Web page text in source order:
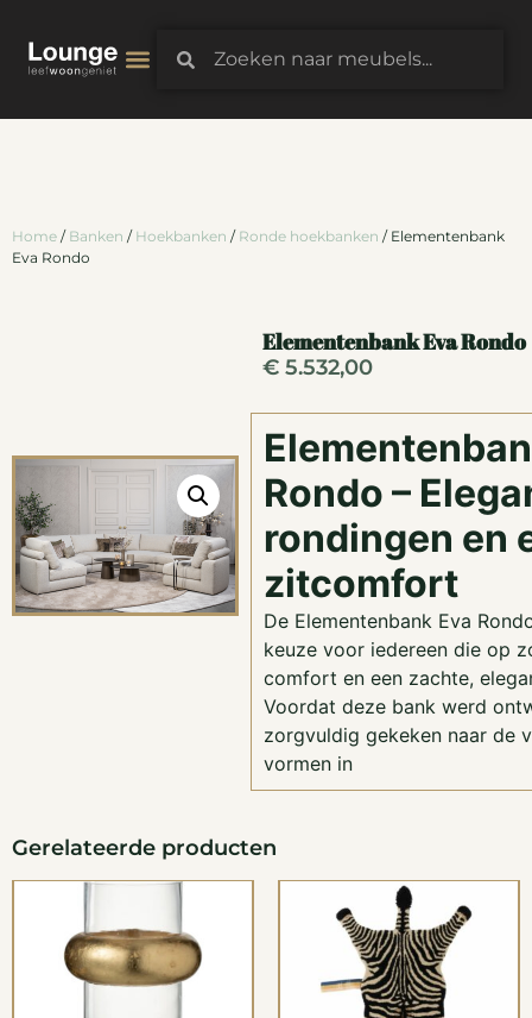
Home / Banken / Hoekbanken / Ronde hoekbanken / Elementenbank
Eva Rondo
Elementenbank Eva Rondo
€5.532,00
Rondo –
rondingen en
zitcomfort
De Elementenbank Eva
keuze voor iedereen die op
comfort en een zachte,
Voordat deze bank werd
zorgvuldig gekeken naar de
vormen in
Gerelateerde producten